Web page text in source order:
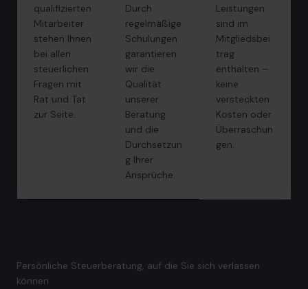
qualifizierten
Mitarbeiter
stehen Ihnen
bei allen
steuerlichen
Fragen mit
Rat und Tat
zur Seite.
Durch
regelmäßige
Schulungen
garantieren
wir die
Qualität
unserer
Beratung
und die
Durchsetzun
g Ihrer
Ansprüche.
Leistungen
sind im
Mitgliedsbei
trag
enthalten –
keine
versteckten
Kosten oder
Überraschun
gen.
Persönliche Steuerberatung, auf die Sie sich verlassen
können